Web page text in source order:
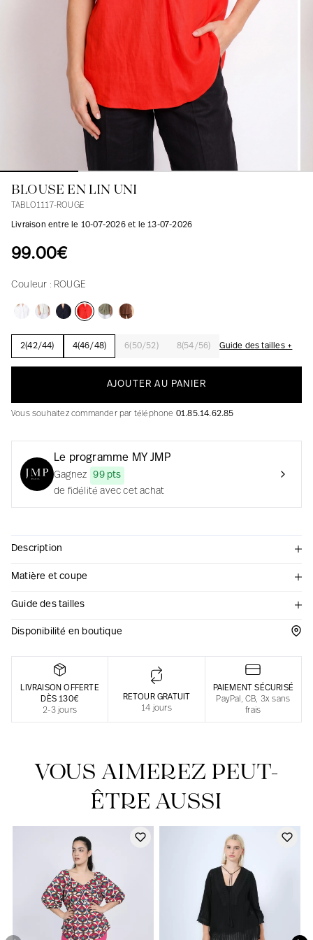
Blazers, Vestes
Pulls
Blazers, Vestes
Manteaux
Accessoires
En ligne avec les courbes des femmes
Notre actualité dans le journal
BLOUSE EN LIN UNI
TABLO1117-ROUGE
Livraison entre le 10-07-2026 et le 13-07-2026
99.00€
Couleur : ROUGE
2(42/44) 4(46/48) 6(50/52) 8(54/56) Guide des tailles +
AJOUTER AU PANIER
Vous souhaitez commander par téléphone 01.85.14.62.85
Le programme MY JMP
Gagnez
99 pts
de fidélité avec cet achat
Description
Matière et coupe
Guide des tailles
Disponibilité en boutique
LIVRAISON OFFERTE
DÈS 130€
2-3 jours
RETOUR GRATUIT
14 jours
PAIEMENT SÉCURISÉ
PayPal, CB, 3x sans
frais
VOUS AIMEREZ PEUT-
ÊTRE AUSSI